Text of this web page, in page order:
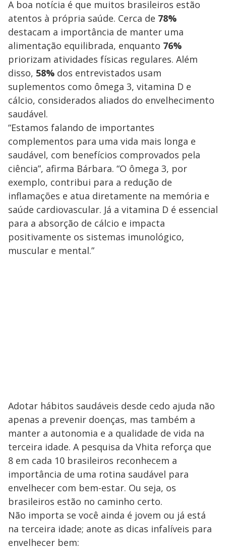
A boa notícia é que muitos brasileiros estão
atentos à própria saúde. Cerca de 78%
destacam a importância de manter uma
alimentação equilibrada, enquanto 76%
priorizam atividades físicas regulares. Além
disso, 58% dos entrevistados usam
suplementos como ômega 3, vitamina D e
cálcio, considerados aliados do envelhecimento
saudável.
“Estamos falando de importantes
complementos para uma vida mais longa e
saudável, com benefícios comprovados pela
ciência”, afirma Bárbara. “O ômega 3, por
exemplo, contribui para a redução de
inflamações e atua diretamente na memória e
saúde cardiovascular. Já a vitamina D é essencial
para a absorção de cálcio e impacta
positivamente os sistemas imunológico,
muscular e mental.”
Adotar hábitos saudáveis desde cedo ajuda não
apenas a prevenir doenças, mas também a
manter a autonomia e a qualidade de vida na
terceira idade. A pesquisa da Vhita reforça que
8 em cada 10 brasileiros reconhecem a
importância de uma rotina saudável para
envelhecer com bem-estar. Ou seja, os
brasileiros estão no caminho certo.
Não importa se você ainda é jovem ou já está
na terceira idade; anote as dicas infalíveis para
envelhecer bem: